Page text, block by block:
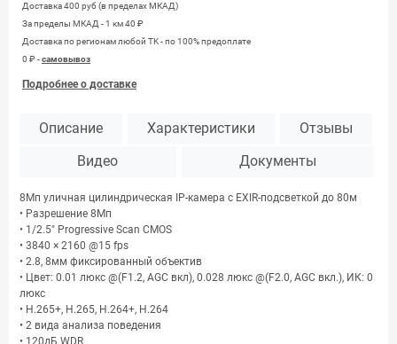
Доставка 400 руб (в пределах МКАД)
За пределы МКАД - 1 км 40 ₽
Доставка по регионам любой TK - по 100% предоплате
0 ₽ -самовывоз
Подробнее о доставке
Описание Характеристики Отзывы
Видео Документы
8Мп уличная цилиндрическая IP-камера с EXIR-подсветкой до 80м
• Разрешение 8Мп
• 1/2.5" Progressive Scan CMOS
• 3840 × 2160 @15 fps
• 2.8, 8мм фиксированный объектив
• Цвет: 0.01 люкс @(F1.2, AGC вкл), 0.028 люкс @(F2.0, AGC вкл.), ИК: 0
люкс
• H.265+, H.265, H.264+, H.264
• 2 вида анализа поведения